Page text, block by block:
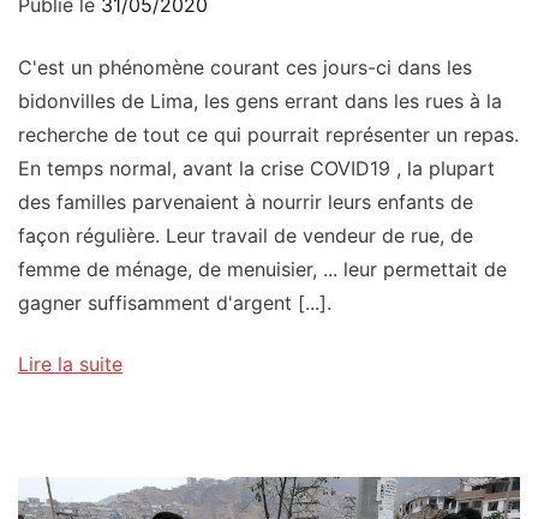
Publié le 31/05/2020
C'est un phénomène courant ces jours-ci dans les
bidonvilles de Lima, les gens errant dans les rues à la
recherche de tout ce qui pourrait représenter un repas.
En temps normal, avant la crise COVID19 , la plupart
des familles parvenaient à nourrir leurs enfants de
façon régulière. Leur travail de vendeur de rue, de
femme de ménage, de menuisier, ... leur permettait de
gagner suffisamment d'argent [...].
Lire la suite